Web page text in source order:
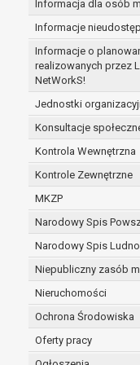
Informacja dla osób
Informacje
Informacje o
realizowanych przez
NetWorkS!
Jednostki
Konsultacje
Kontrola Wewnętrzna
Kontrole Zewnętrzne
MKZP
Narodowy Spis
Narodowy Spis
Niepubliczny zasób
Nieruchomości
Ochrona Środowiska
Oferty pracy
przypadku
danych po
czasu
Ponadto w
dane osobowe
umowy o
beneficjentem
danego
dokumentacji
W związku z
administratora
Pani/Panu:
prawo
RODO;
prawo
w